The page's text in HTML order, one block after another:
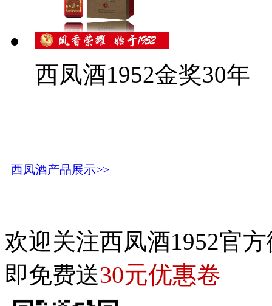
西凤酒1952金奖30年
西凤酒产品展示>>
欢迎关注西凤酒1952官
即免费送30元优惠卷